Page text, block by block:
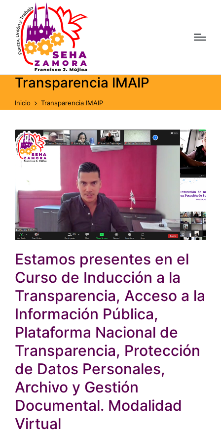
Transparencia IMAIP
Inicio Transparencia IMAIP
Estamos presentes en el
Curso de Inducción a la
Transparencia, Acceso a la
Información Pública,
Plataforma Nacional de
Transparencia, Protección
de Datos Personales,
Archivo y Gestión
Documental. Modalidad
Virtual